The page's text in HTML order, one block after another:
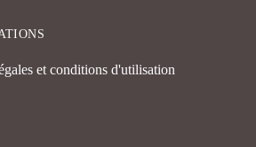
et conditions d'utilisation